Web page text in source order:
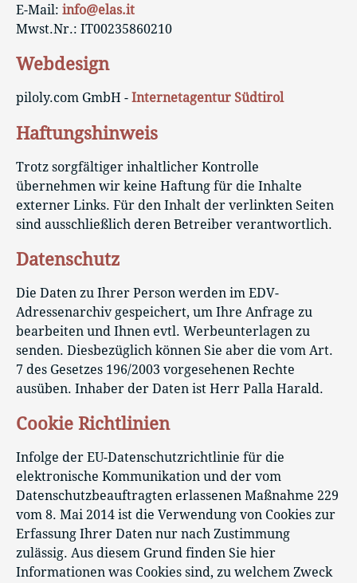
E-Mail: info@elas.it
Mwst.Nr.: IT00235860210
Webdesign
piloly.com GmbH - Internetagentur Südtirol
Haftungshinweis
Trotz sorgfältiger inhaltlicher Kontrolle
übernehmen wir keine Haftung für die Inhalte
externer Links. Für den Inhalt der verlinkten Seiten
sind ausschließlich deren Betreiber verantwortlich.
Datenschutz
Die Daten zu Ihrer Person werden im EDV-
Adressenarchiv gespeichert, um Ihre Anfrage zu
bearbeiten und Ihnen evtl. Werbeunterlagen zu
senden. Diesbezüglich können Sie aber die vom Art.
7 des Gesetzes 196/2003 vorgesehenen Rechte
ausüben. Inhaber der Daten ist Herr Palla Harald.
Cookie Richtlinien
Infolge der EU-Datenschutzrichtlinie für die
elektronische Kommunikation und der vom
Datenschutzbeauftragten erlassenen Maßnahme 229
vom 8. Mai 2014 ist die Verwendung von Cookies zur
Erfassung Ihrer Daten nur nach Zustimmung
zulässig. Aus diesem Grund finden Sie hier
Informationen was Cookies sind, zu welchem Zweck